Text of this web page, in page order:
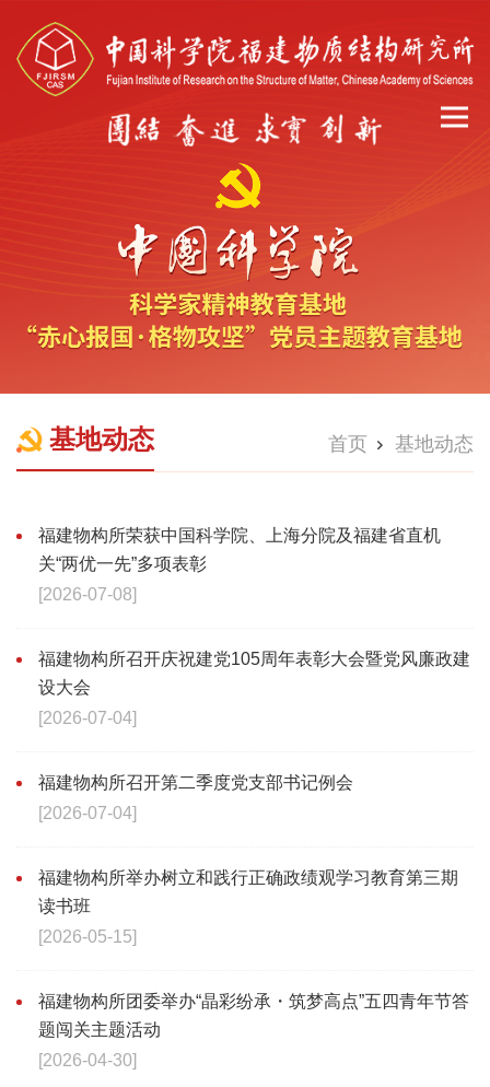
基地动态 首页 基地动态
福建物构所荣获中国科学院、上海分院及福建省直机
关“两优一先”多项表彰
[2026-07-08]
福建物构所召开庆祝建党105周年表彰大会暨党风廉政建
设大会
[2026-07-04]
福建物构所召开第二季度党支部书记例会
[2026-07-04]
福建物构所举办树立和践行正确政绩观学习教育第三期
读书班
[2026-05-15]
福建物构所团委举办“晶彩纷承・筑梦高点”五四青年节答
题闯关主题活动
[2026-04-30]